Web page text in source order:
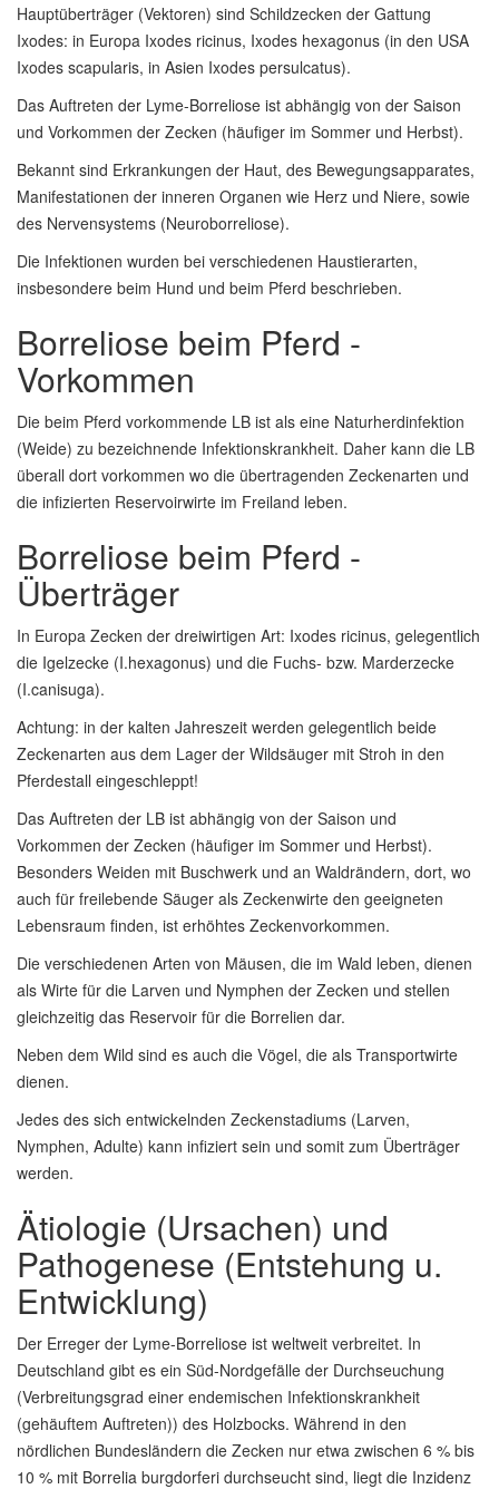
Hauptüberträger (Vektoren) sind Schildzecken der Gattung
Ixodes: in Europa Ixodes ricinus, Ixodes hexagonus (in den USA
Ixodes scapularis, in Asien Ixodes persulcatus).
Das Auftreten der Lyme-Borreliose ist abhängig von der Saison
und Vorkommen der Zecken (häufiger im Sommer und Herbst).
Bekannt sind Erkrankungen der Haut, des Bewegungsapparates,
Manifestationen der inneren Organen wie Herz und Niere, sowie
des Nervensystems (Neuroborreliose).
Die Infektionen wurden bei verschiedenen Haustierarten,
insbesondere beim Hund und beim Pferd beschrieben.
Borreliose beim Pferd -
Vorkommen
Die beim Pferd vorkommende LB ist als eine Naturherdinfektion
(Weide) zu bezeichnende Infektionskrankheit. Daher kann die LB
überall dort vorkommen wo die übertragenden Zeckenarten und
die infizierten Reservoirwirte im Freiland leben.
Borreliose beim Pferd -
Überträger
In Europa Zecken der dreiwirtigen Art: Ixodes ricinus, gelegentlich
die Igelzecke (I.hexagonus) und die Fuchs- bzw. Marderzecke
(I.canisuga).
Achtung: in der kalten Jahreszeit werden gelegentlich beide
Zeckenarten aus dem Lager der Wildsäuger mit Stroh in den
Pferdestall eingeschleppt!
Das Auftreten der LB ist abhängig von der Saison und
Vorkommen der Zecken (häufiger im Sommer und Herbst).
Besonders Weiden mit Buschwerk und an Waldrändern, dort, wo
auch für freilebende Säuger als Zeckenwirte den geeigneten
Lebensraum finden, ist erhöhtes Zeckenvorkommen.
Die verschiedenen Arten von Mäusen, die im Wald leben, dienen
als Wirte für die Larven und Nymphen der Zecken und stellen
gleichzeitig das Reservoir für die Borrelien dar.
Neben dem Wild sind es auch die Vögel, die als Transportwirte
dienen.
Jedes des sich entwickelnden Zeckenstadiums (Larven,
Nymphen, Adulte) kann infiziert sein und somit zum Überträger
werden.
Ätiologie (Ursachen) und
Pathogenese (Entstehung u.
Entwicklung)
Der Erreger der Lyme-Borreliose ist weltweit verbreitet. In
Deutschland gibt es ein Süd-Nordgefälle der Durchseuchung
(Verbreitungsgrad einer endemischen Infektionskrankheit
(gehäuftem Auftreten)) des Holzbocks. Während in den
nördlichen Bundesländern die Zecken nur etwa zwischen 6 % bis
10 % mit Borrelia burgdorferi durchseucht sind, liegt die Inzidenz